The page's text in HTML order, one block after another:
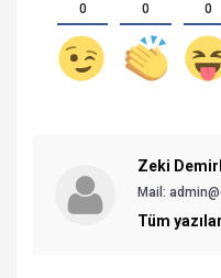
0 0 0
Zeki
Mail:
Tüm